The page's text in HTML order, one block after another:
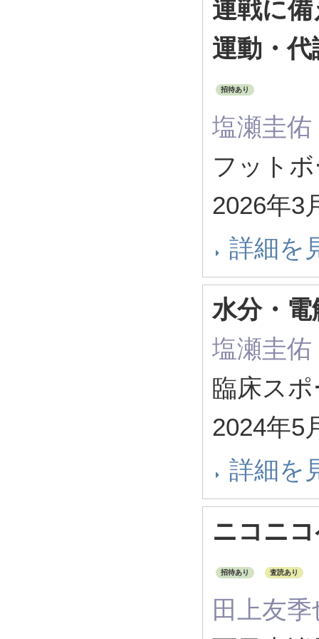
連戦に
運動・
招待あり
塩瀬圭佑
フット
2026年3
詳細を
水分・
塩瀬圭佑
臨床ス
2024年5
詳細を
ニコニ
招待あり 査読あり
田上友